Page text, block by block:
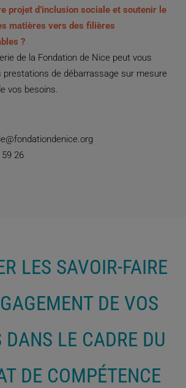
projet d’inclusion sociale et soutenir le
matières vers des filières
?
de la Fondation de Nice peut vous
prestations de débarrassage sur mesure
vos besoins.
26
LES SAVOIR-FAIRE
DE VOS
DANS LE CADRE DU
DE COMPÉTENCE